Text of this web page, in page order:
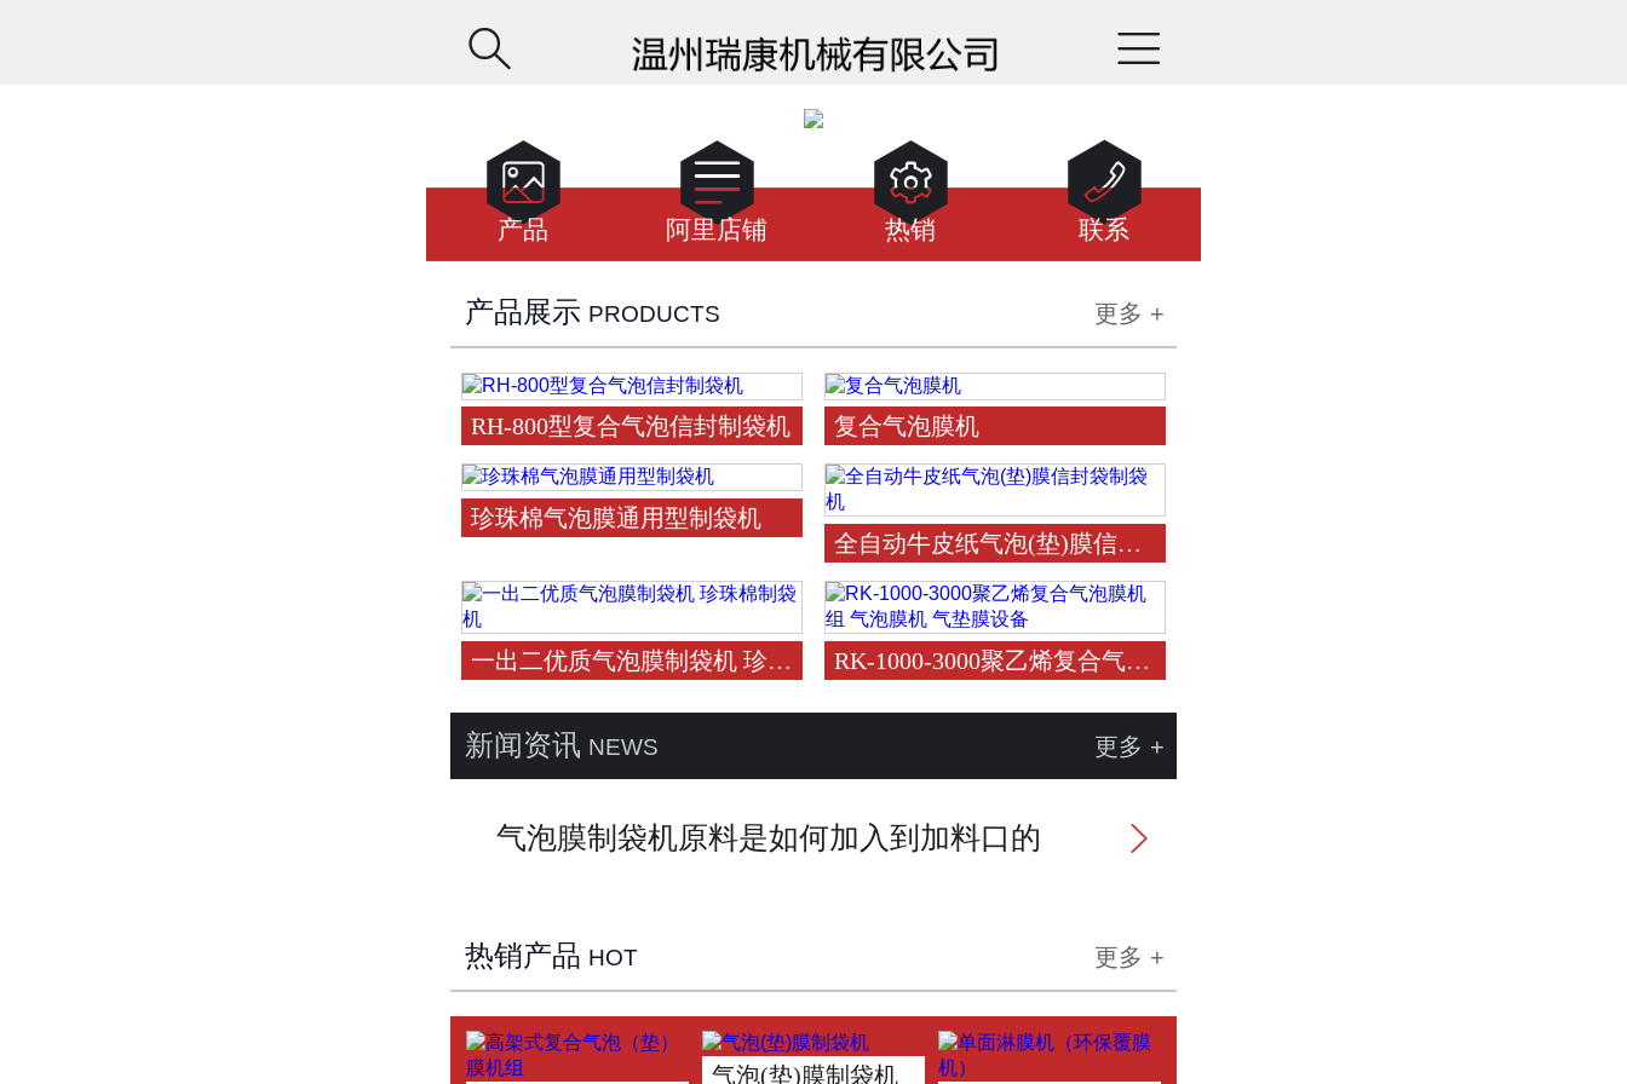



产品 
阿里店铺 
热销 
联系
产品展示 PRODUCTS 更多 +
RH-800型复合气泡信封制袋机 复合气泡膜机
珍珠棉气泡膜通用型制袋机
全自动牛皮纸气泡(垫)膜信封袋制袋机
一出二优质气泡膜制袋机 珍珠棉制袋机RK-1000-3000聚乙烯复合气泡膜机组 气泡膜机 气垫膜设备
新闻资讯 NEWS 更多 +

气泡膜制袋机原料是如何加入到加料口的
热销产品 HOT 更多 +
气泡(垫)膜制袋机